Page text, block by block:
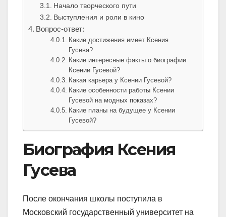
Начало творческого пути
Выступления и роли в кино
Вопрос-ответ:
Какие достижения имеет Ксения
Гусева?
Какие интересные факты о биографии
Ксении Гусевой?
Какая карьера у Ксении Гусевой?
Какие особенности работы Ксении
Гусевой на модных показах?
Какие планы на будущее у Ксении
Гусевой?
Биография Ксения
Гусева
После окончания школы поступила в
Московский государственный университет на